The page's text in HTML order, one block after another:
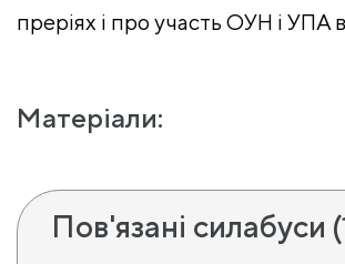
преріях і про участь ОУН і УПА
Матеріали:
Пов'язані силабуси